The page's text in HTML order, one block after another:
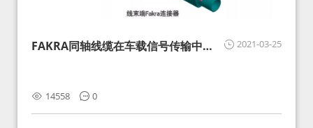
2021-03-25
FAKRA同轴线缆在车载信号传输中的
14558 0